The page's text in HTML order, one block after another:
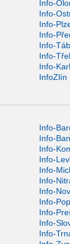
Info-
Info-
Info-
Info-
Info-
Info-
Info-
InfoZlín
Info-
Info-
Info-
Info-
Info-
Info-
Info-
Info-
Info-
Info-
Info-